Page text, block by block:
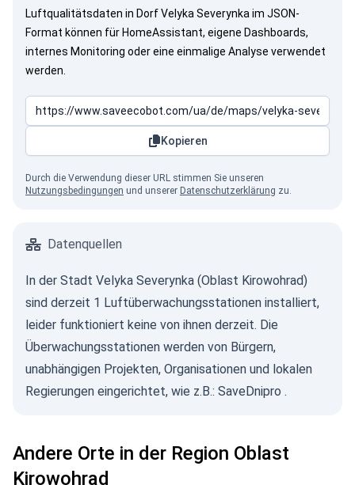
Luftqualitätsdaten in Dorf Velyka Severynka im JSON-
Format können für HomeAssistant, eigene Dashboards,
internes Monitoring oder eine einmalige Analyse verwendet
werden.
Kopieren
Durch die Verwendung dieser URL stimmen Sie unseren
Nutzungsbedingungen und unserer Datenschutzerklärung zu.
Datenquellen
In der Stadt Velyka Severynka (Oblast Kirowohrad)
sind derzeit 1 Luftüberwachungsstationen installiert,
leider funktioniert keine von ihnen derzeit. Die
Überwachungsstationen werden von Bürgern,
unabhängigen Projekten, Organisationen und lokalen
Regierungen eingerichtet, wie z.B.: SaveDnipro .
Andere Orte in der Region Oblast
Kirowohrad